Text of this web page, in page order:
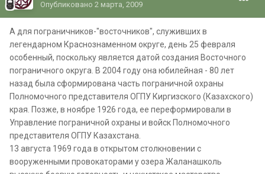
Опубликовано 2 марта, 2009
А для пограничников-"восточников", служивших в
легендарном Краснознаменном округе, день 25 февраля
особенный, поскольку является датой создания Восточного
пограничного округа. В 2004 году она юбилейная - 80 лет
назад была сформирована часть пограничной охраны
Полномочного представителя ОГПУ Киргизского (Казахского)
края. Позже, в ноябре 1926 года, ее переформировали в
Управление пограничной охраны и войск Полномочного
представителя ОГПУ Казахстана.
13 августа 1969 года в открытом столкновении с
вооруженными провокаторами у озера Жаланашколь